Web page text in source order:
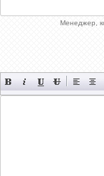
Менеджер,